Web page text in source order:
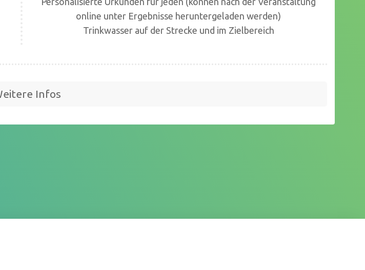
online unter Ergebnisse heruntergeladen werden)
Trinkwasser auf der Strecke und im Zielbereich
Infos